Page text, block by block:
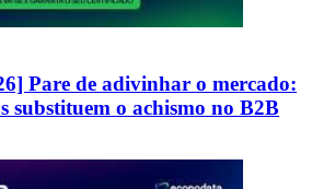
Pare de adivinhar o mercado:
substituem o achismo no B2B